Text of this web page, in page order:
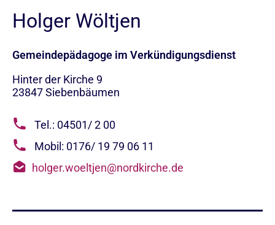
Holger Wöltjen
Gemeindepädagoge im Verkündigungsdienst
Hinter der Kirche 9
23847Siebenbäumen
Tel.: 04501/ 2 00
Mobil: 0176/ 19 79 06 11
holger.woeltjen@nordkirche.de